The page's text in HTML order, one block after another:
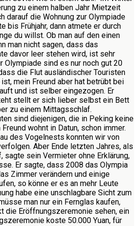
zu einem halben Jahr Mietzeit
darauf die Wohnung zur Olympiade
bis Frühjahr, dann atmete er durch
du willst. Ob man auf den einen
man nicht sagen, dass das
davor leer stehen wird, ist sehr
Olympiade sind es nur noch gut 20
die Flut ausländischer Touristen
mein Freund aber hat betrübt bei
und ist selber eingezogen. Er
stellt er sich lieber selbst ein Bett
zu einem Mittagsschlaf.
sind diejenigen, die in Peking keine
wohnt in Datun, schon immer.
des Vogelnests konnten wir von
Aber Ende letzten Jahres, als
sagte sein Vermieter ohne Erklärung,
Er sagte, dass 2008 das Olympia
Zimmer verändern und einige
so könne er es an mehr Leute
habe eine unschlagbare Sicht zum
man nur ein Fernglas kaufen,
die Eröffnungszeremonie sehen, ein
koste 50.000 Yuan, für